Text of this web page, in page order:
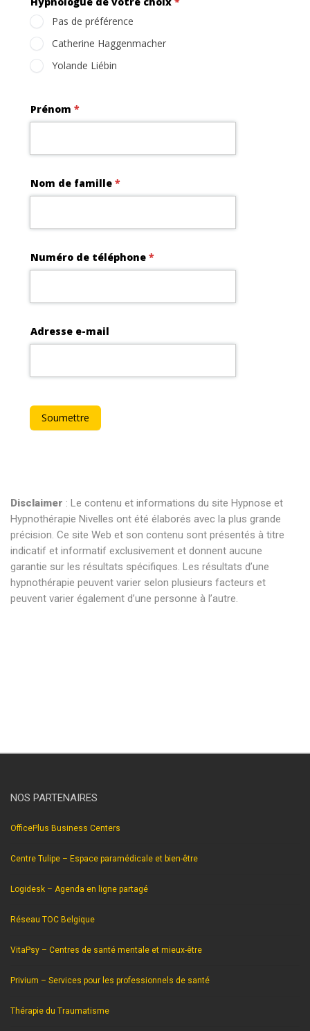
Disclaimer : Le contenu et informations du site Hypnose et
Hypnothérapie Nivelles ont été élaborés avec la plus grande
précision. Ce site Web et son contenu sont présentés à titre
indicatif et informatif exclusivement et donnent aucune
garantie sur les résultats spécifiques. Les résultats d’une
hypnothérapie peuvent varier selon plusieurs facteurs et
peuvent varier également d’une personne à l’autre.
NOS PARTENAIRES
OfficePlus Business Centers
Centre Tulipe – Espace paramédicale et bien-être
Logidesk – Agenda en ligne partagé
Réseau TOC Belgique
VitaPsy – Centres de santé mentale et mieux-être
Privium – Services pour les professionnels de santé
Thérapie du Traumatisme